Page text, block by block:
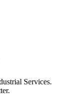
Services.